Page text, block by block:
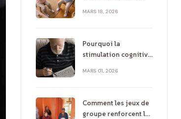
seniors
MARS 18, 2026
Pourquoi la
stimulation cognitive
MARS 01, 2026
Comment les jeux de
groupe renforcent la